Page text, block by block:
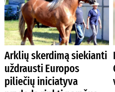
Arklių skerdimą siekianti
uždrausti Europos
piliečių iniciatyva